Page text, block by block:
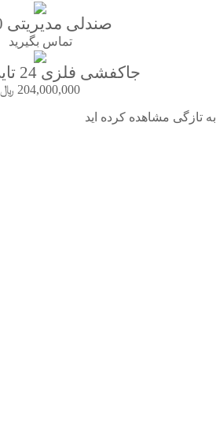
صندلی مدیریتی 2060
تماس بگیرید
جاکفشی فلزی 24 تایی با درب
204,000,000 ﷼
به تازگی مشاهده کرده اید